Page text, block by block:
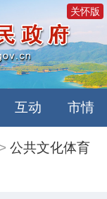
关怀版
互动 市情
>公共文化体育